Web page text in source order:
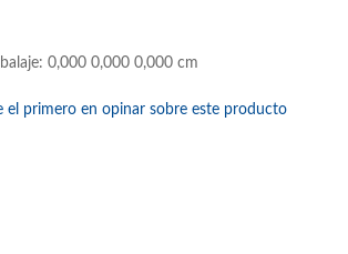
Dimensiones del embalaje: 0,000 0,000 0,000 cm
el primero en opinar sobre este producto